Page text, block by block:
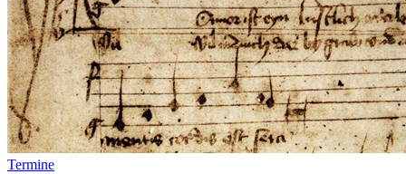
Termine